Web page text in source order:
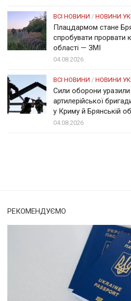
ВСІ НОВИНИ / НОВИНИ
Плацдармом стане
спробувати прорвати
області — ЗМІ
04.08.2026
ВСІ НОВИНИ / НОВИНИ
Сили оборони
артилерійської
у Криму й Брянській
04.08.2026
РЕКОМЕНДУЄМО